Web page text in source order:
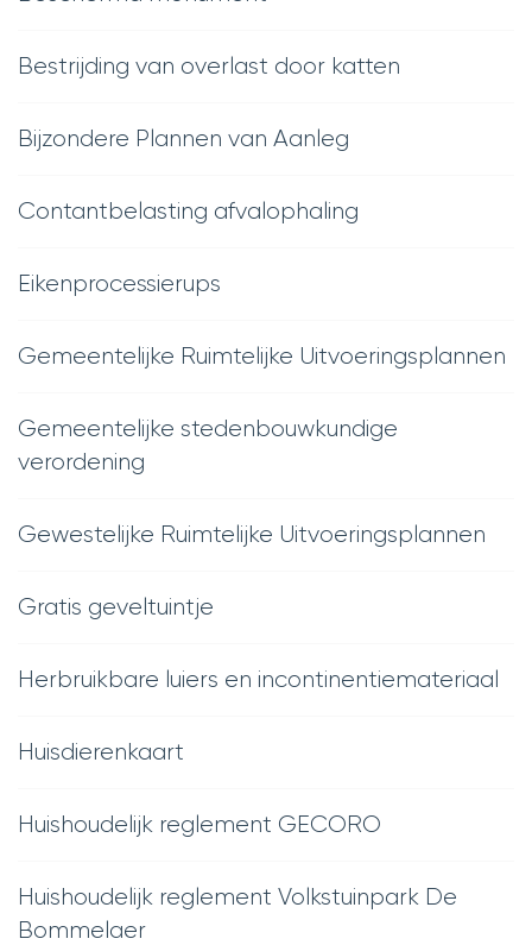
Bestrijding van overlast door katten
Bijzondere Plannen van Aanleg
Contantbelasting afvalophaling
Eikenprocessierups
Gemeentelijke Ruimtelijke Uitvoeringsplannen
Gemeentelijke stedenbouwkundige
verordening
Gewestelijke Ruimtelijke Uitvoeringsplannen
Gratis geveltuintje
Herbruikbare luiers en incontinentiemateriaal
Huisdierenkaart
Huishoudelijk reglement GECORO
Huishoudelijk reglement Volkstuinpark De
Bommelaer